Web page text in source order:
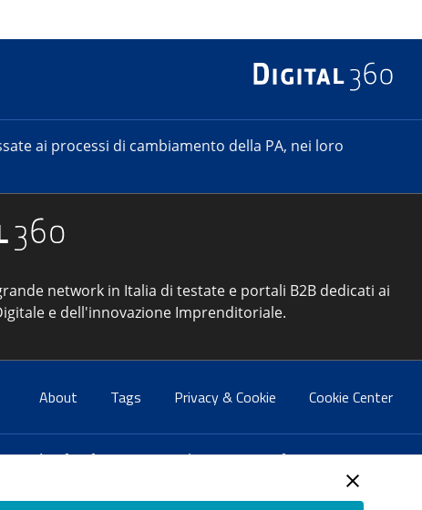
ai processi di cambiamento della PA, nei loro
network in Italia di testate e portali B2B dedicati ai
e dell'innovazione Imprenditoriale.
About Tags Privacy & Cookie Cookie Center
info@forumpa.it- tel. 06 684251 - fax. 06 68425433